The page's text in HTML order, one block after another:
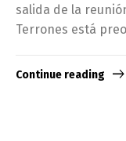
salida de la
Terrones está
Continue reading